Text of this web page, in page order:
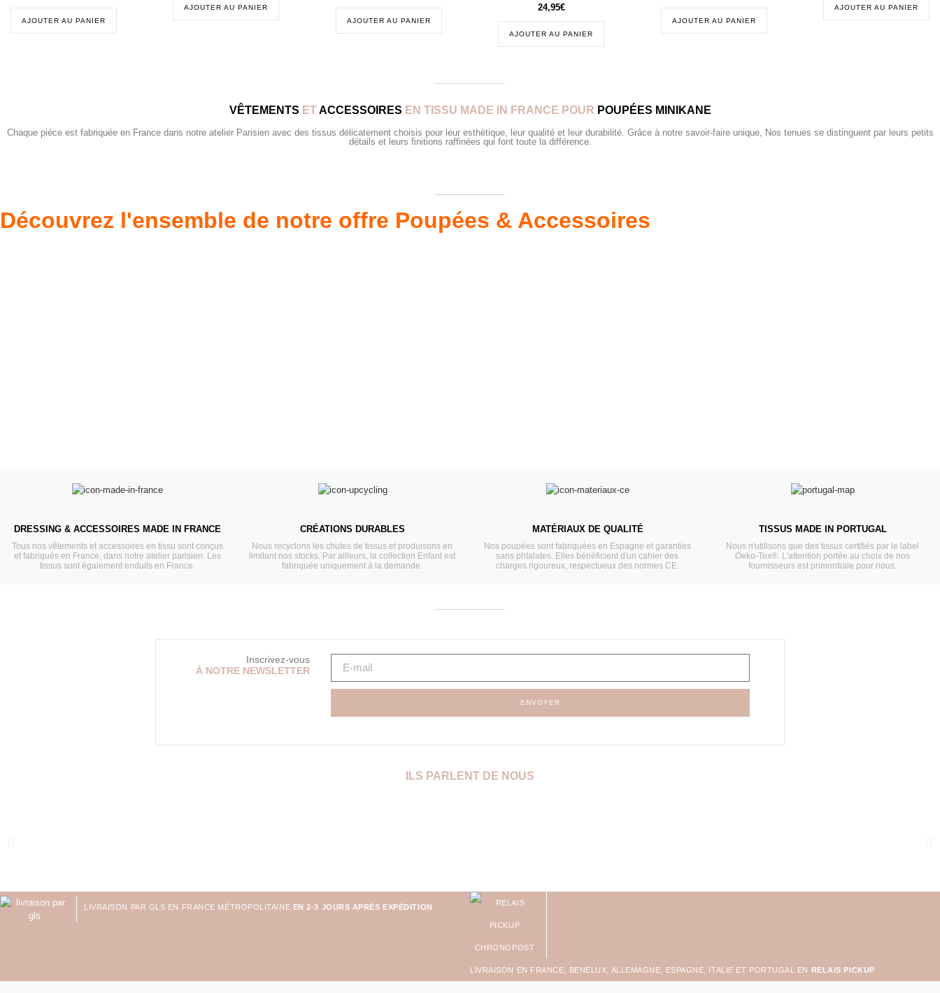
AJOUTER AU PANIER
AJOUTER AU PANIER
AJOUTER AU PANIER
24,95€
AJOUTER AU PANIER
AJOUTER AU PANIER
AJOUTER AU PANIER
VÊTEMENTS ETACCESSOIRES EN TISSU MADE IN FRANCE POUR POUPÉES MINIKANE
Chaque pièce est fabriquée en France dans notre atelier Parisien avec des tissus délicatement choisis pour leur esthétique, leur qualité et leur durabilité. Grâce à notre savoir-faire unique, Nos tenues se distinguent par leurs petits
détails et leurs finitions raffinées qui font toute la différence.
Découvrez l'ensemble de notre offre Poupées & Accessoires
DRESSING & ACCESSOIRES MADE IN FRANCE
Tous nos vêtements et accessoires en tissu sont conçus
et fabriqués en France, dans notre atelier parisien. Les
tissus sont également enduits en France.
CRÉATIONS DURABLES
Nous recyclons les chutes de tissus et produisons en
limitant nos stocks. Par ailleurs, la collection Enfant est
fabriquée uniquement à la demande.
MATÉRIAUX DE QUALITÉ
Nos poupées sont fabriquées en Espagne et garanties
sans phtalates. Elles bénéficient d'un cahier des
charges rigoureux, respectueux des normes CE.
TISSUS MADE IN PORTUGAL
Nous n'utilisons que des tissus certifiés par le label
Oeko-Tex®. L'attention portée au choix de nos
fournisseurs est primordiale pour nous.
Inscrivez-vous
À NOTRE NEWSLETTER
ENVOYER
ILS PARLENT DE NOUS
LIVRAISON PAR GLS EN FRANCE MÉTROPOLITAINE EN 2-3 JOURS APRÈS EXPÉDITION
LIVRAISON EN FRANCE, BENELUX, ALLEMAGNE, ESPAGNE, ITALIE ET PORTUGAL EN RELAIS PICKUP